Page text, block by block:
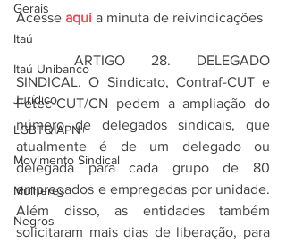
Gerais
Itaú
Itaú Unibanco
Jurídico
LGBTQIAPN+
Movimento Sindical
Mulheres
Negros
Acesse aqui a minuta de reivindicações
SINDICAL. O Sindicato, Contraf-CUT e
Fetec-CUT/CN pedem a ampliação do
número de delegados sindicais, que
atualmente é de um delegado ou
delegada para cada grupo de 80
empregados e empregadas por unidade.
Além disso, as entidades também
solicitaram mais dias de liberação, para